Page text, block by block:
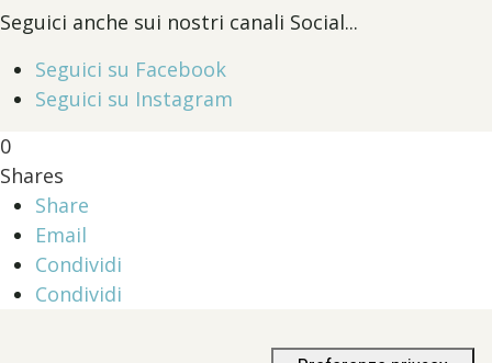
Seguici anche sui nostri canali Social...
Seguici su Facebook
Seguici su Instagram
0
Shares
Share
Email
Condividi
Condividi